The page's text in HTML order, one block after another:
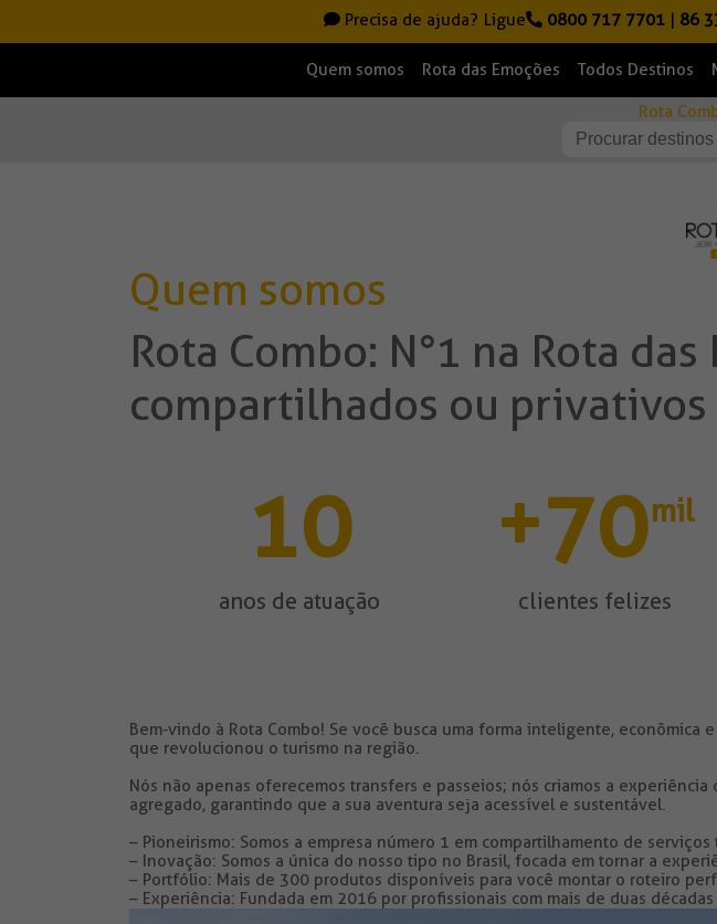
Precisa de ajuda? Ligue 0800 717 7701| 86
Quem somos Rota das Emoções Todos Destinos
Rota
Quem somos
Rota Combo: N°1 na Rota
compartilhados ou privativos
10
anos de atuação
+70mil
clientes felizes
Bem-vindo à Rota Combo! Se você busca uma forma inteligente,
que revolucionou o turismo na região.
Nós não apenas oferecemos transfers e passeios; nós criamos a
agregado, garantindo que a sua aventura seja acessível e sustentável.
– Pioneirismo: Somos a empresa número 1 em compartilhamento de
– Inovação: Somos a única do nosso tipo no Brasil, focada em tornar a
– Portfólio: Mais de 300 produtos disponíveis para você montar o roteiro
– Experiência: Fundada em 2016 por profissionais com mais de duas